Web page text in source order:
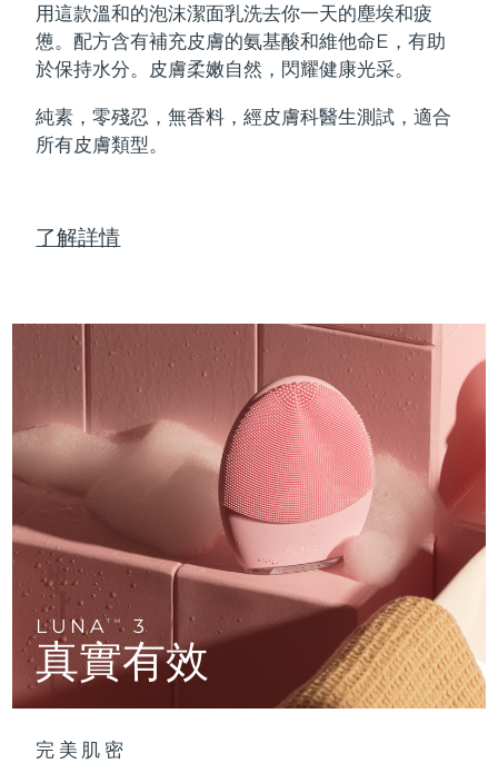
用這款溫和的泡沫潔面乳洗去你一天的塵埃和疲
憊。配方含有補充皮膚的氨基酸和維他命E，有助
於保持水分。皮膚柔嫩自然，閃耀健康光采。
純素，零殘忍，無香料，經皮膚科醫生測試，適合
所有皮膚類型。
了解詳情
LUNATM 3
真實有效
完美肌密
FAQ™產品
All anti-aging treatments
FAQ™產品
All LED treatments
All hair treatments
All FAQ™ skincare
FAQ™ products
All toning treatments
Professional IPL hair removal device
IPL hair removal
PEACH™ Cooling Prep Gel
Cooling IPL hair removal gel
Microcurrent body toning
Massaging body brush
痘肌護理
ESPADA™ 2 plus
Recurring acne LED therapy
ESPADA™ Blemish Solution
Concentrated acne gel
ESPADA™ 設備
All acne treatment devices
眼部護理
BEAR™ 2 eyes & lips
Microcurrent line smoothing device
眼部護膚
Advanced eye care treatment
眼部護理設備
All revitalizing eye massagers
KIWI™
Blackhead remover
KIWI™ 皮肤护理
Advanced pore care essentials
FLIP™ play advanced
LED light hairbrush
LUNA™ Dual-Peptide Scalp
For healthy hair
牙齒美白
issa™ Teeth Whitening Set
Dual LED + sonic device & 18% PAP gel
issa™ Teeth Whitening Gel
更多的
護膚品 男士
全部購買
德國 預計送達日期8/9/26
希臘
匈牙利
印尼 預計送達日期 8/7/26
愛爾蘭 預計送達日期 8/9/26
曼島 預計送達日期8/11/26
預計送達日期
義大利 預計送達日期 8/9/26
日本 預計送達日期8/12/26
澤西島 預計送達日期8/14/26